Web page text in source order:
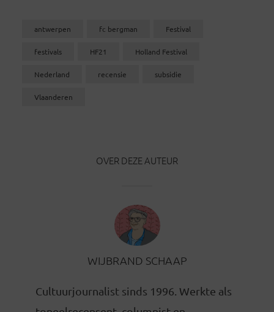
antwerpen fc bergman Festival
festivals HF21 Holland Festival
Nederland recensie subsidie
Vlaanderen
OVER DEZE AUTEUR
WIJBRAND SCHAAP
Cultuurjournalist sinds 1996. Werkte als